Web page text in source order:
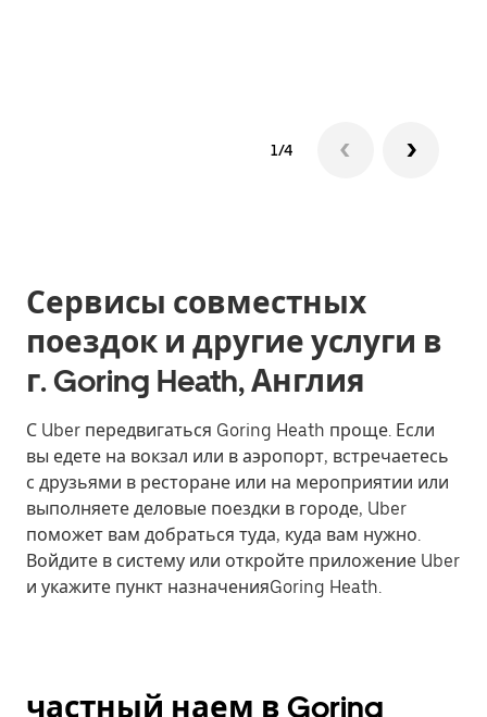
1/4
Сервисы совместных
поездок и другие услуги в
г. Goring Heath, Англия
С Uber передвигаться Goring Heath проще. Если
вы едете на вокзал или в аэропорт, встречаетесь
с друзьями в ресторане или на мероприятии или
выполняете деловые поездки в городе, Uber
поможет вам добраться туда, куда вам нужно.
Войдите в систему или откройте приложение Uber
и укажите пункт назначенияGoring Heath.
частный наем в Goring